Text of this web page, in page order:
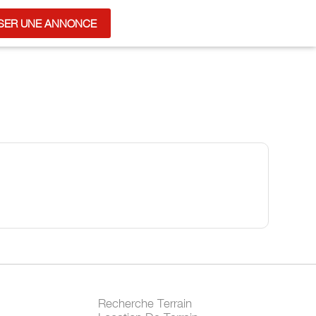
UNE ANNONCE
Recherche Terrain